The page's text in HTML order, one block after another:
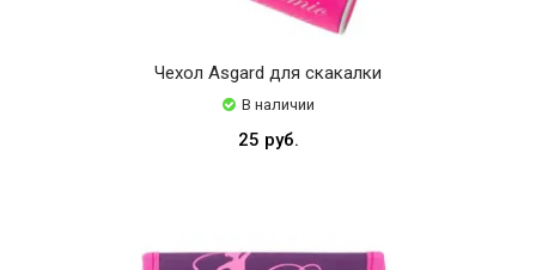
Чехол Asgard для скакалки
В наличии
25 руб.